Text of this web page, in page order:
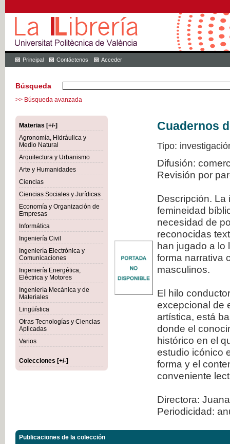
Principal Contáctenos Acceder
Búsqueda
>> Búsqueda avanzada
Materias [+/-]
Agronomía, Hidráulica y
Medio Natural
Arquitectura y Urbanismo
Arte y Humanidades
Ciencias
Ciencias Sociales y Jurídicas
Economía y Organización de
Empresas
Informática
Ingeniería Civil
Ingeniería Electrónica y
Comunicaciones
Ingeniería Energética,
Eléctrica y Motores
Ingeniería Mecánica y de
Materiales
Lingüística
Otras Tecnologías y Ciencias
Aplicadas
Varios
Colecciones [+/-]
Cuadernos
Tipo:
Difusión:
Revisión por
Descripción. La
femineidad
necesidad de
reconocidas
han jugado a lo
forma narrativa
masculinos.
El hilo
excepcional de
artística, está
donde el
histórico en el
estudio icónico
forma y el
conveniente
Directora:
Periodicidad:
Publicaciones de la colección